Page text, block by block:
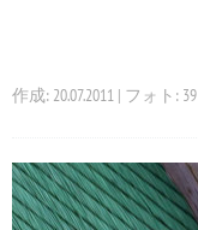
作成: 20.07.2011 | フォト: 39